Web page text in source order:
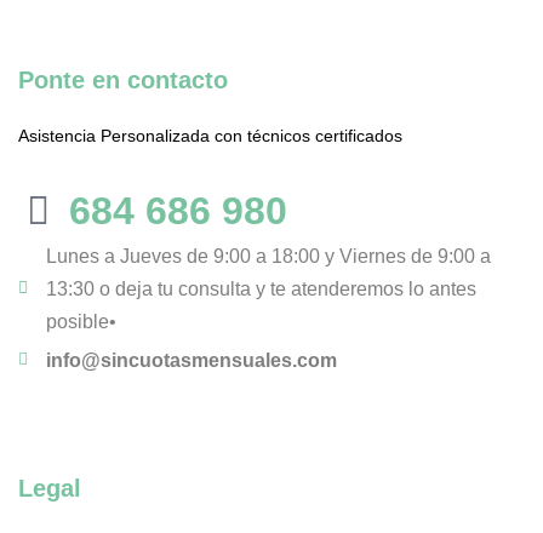
Ponte en contacto
Asistencia Personalizada con técnicos certificados
684 686 980
Lunes a Jueves de 9:00 a 18:00 y Viernes de 9:00 a
13:30 o deja tu consulta y te atenderemos lo antes
posible•
info@sincuotasmensuales.com
Legal